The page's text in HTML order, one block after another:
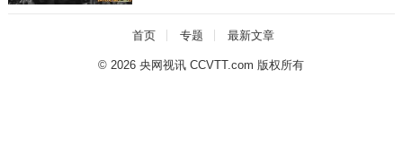
首页 专题 最新文章
© 2026央网视讯 CCVTT.com 版权所有